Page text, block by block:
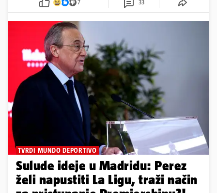
7 33
TVRDI MUNDO DEPORTIVO
Sulude ideje u Madridu: Perez
želi napustiti La Ligu, traži način